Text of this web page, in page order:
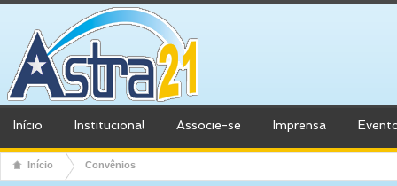
Início Institucional Associe-se Imprensa
Início Convênios